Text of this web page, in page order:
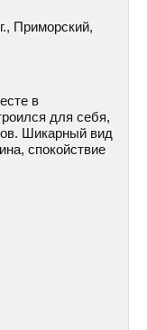
Приморский,
в
для себя,
Шикарный вид
спокойствие